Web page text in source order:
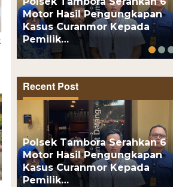
Motor Hasil Pengungkapan
Kasus Curanmor Kepada
Pemilik…
Recent Post
Polsek Tambora Serahkan 6
Motor Hasil Pengungkapan
Kasus Curanmor Kepada
Pemilik…